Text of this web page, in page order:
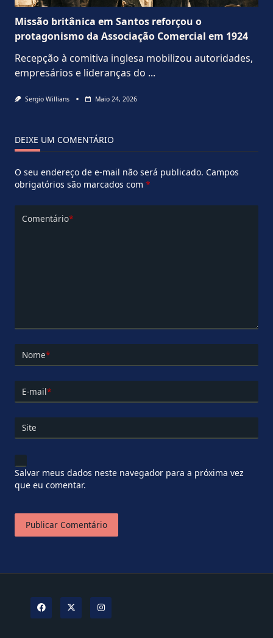
Missão britânica em Santos reforçou o
protagonismo da Associação Comercial em 1924
Recepção à comitiva inglesa mobilizou autoridades,
empresários e lideranças do ...
Sergio Willians Maio 24, 2026
DEIXE UM COMENTÁRIO
O seu endereço de e-mail não será publicado. Campos
obrigatórios são marcados com *
Comentário*
Nome*
E-mail*
Site
Salvar meus dados neste navegador para a próxima vez
que eu comentar.